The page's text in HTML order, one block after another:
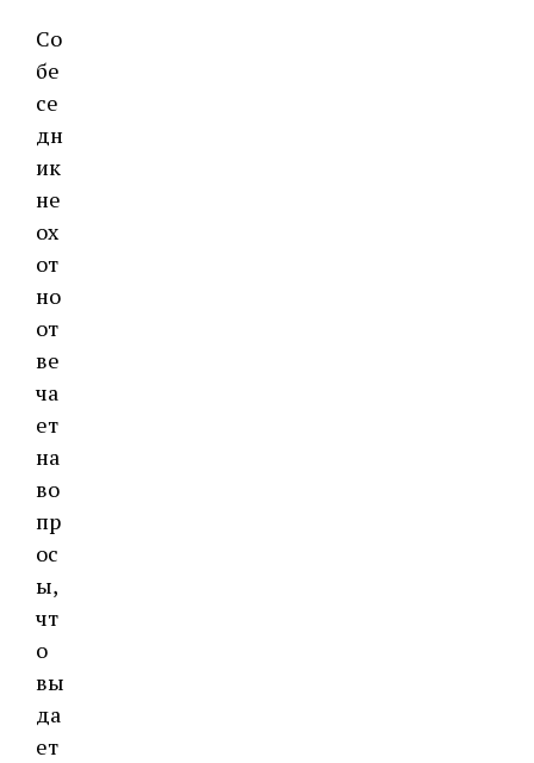
Со
бе
се
дн
ик
не
ох
от
но
от
ве
ча
ет
на
во
пр
ос
ы,
чт
о
вы
да
ет